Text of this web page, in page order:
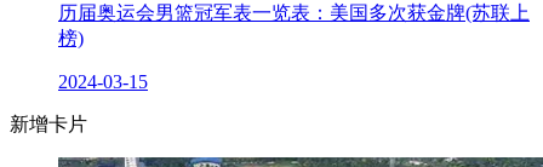
历届奥运会男篮冠军表一览表：美国多次获金牌(苏联上
榜)
2024-03-15
新增卡片